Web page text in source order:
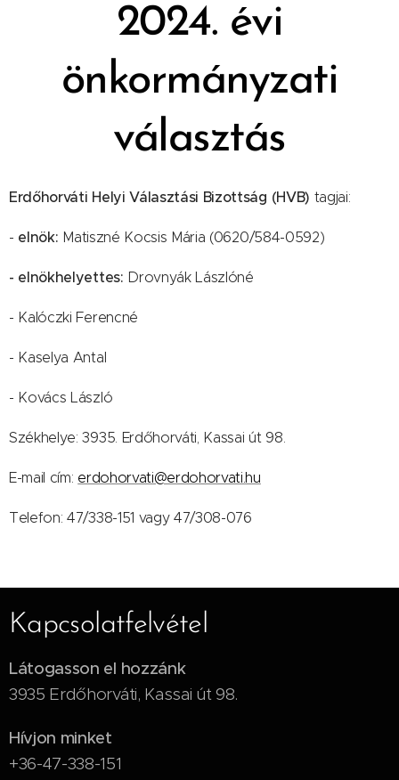
2024. évi
önkormányzati
választás
Erdőhorváti Helyi Választási Bizottság (HVB) tagjai:
- elnök: Matiszné Kocsis Mária (0620/584-0592)
- elnökhelyettes: Drovnyák Lászlóné
- Kalóczki Ferencné
- Kaselya Antal
- Kovács László
Székhelye: 3935. Erdőhorváti, Kassai út 98.
E-mail cím: erdohorvati@erdohorvati.hu
Telefon: 47/338-151 vagy 47/308-076
Kapcsolatfelvétel
Látogasson el hozzánk
3935 Erdőhorváti, Kassai út 98.
Hívjon minket
+36-47-338-151